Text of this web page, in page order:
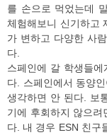
를 손으로 먹었는데
체험해보니 신기하고
가 변하고 다양한 사
다.
스페인에 갈 학생들
다. 스페인에서 동양
생각하면 안 된다. 보
기에 후회하지 않으
다. 내 경우 ESN 친구